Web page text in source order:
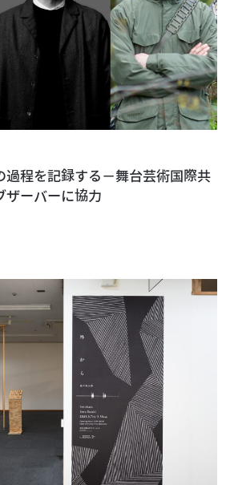
過程を記録する－舞台芸術国際共
ザーバーに協力